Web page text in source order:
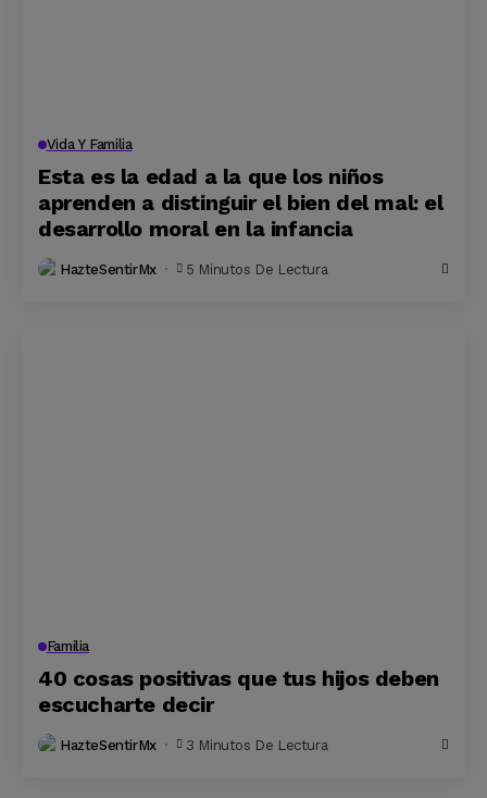
Vida Y Familia
Esta es la edad a la que los niños
aprenden a distinguir el bien del mal: el
desarrollo moral en la infancia
HazteSentirMx 5 Minutos De Lectura
Familia
40 cosas positivas que tus hijos deben
escucharte decir
HazteSentirMx 3 Minutos De Lectura